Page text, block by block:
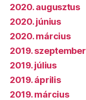
2020. augusztus
2020. június
2020. március
2019. szeptember
2019. július
2019. április
2019. március